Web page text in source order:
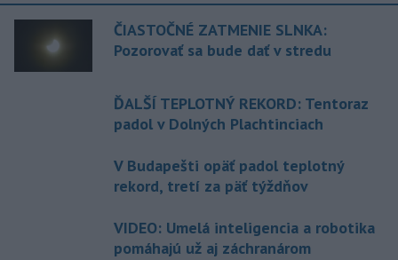
ČIASTOČNÉ ZATMENIE SLNKA:
Pozorovať sa bude dať v stredu
ĎALŠÍ TEPLOTNÝ REKORD: Tentoraz
padol v Dolných Plachtinciach
V Budapešti opäť padol teplotný
rekord, tretí za päť týždňov
VIDEO: Umelá inteligencia a robotika
pomáhajú už aj záchranárom